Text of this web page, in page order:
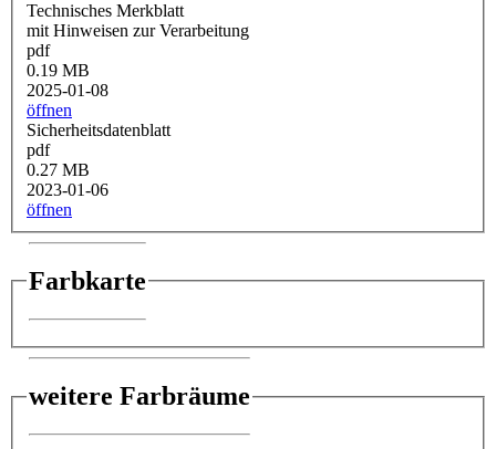
Technisches Merkblatt
mit Hinweisen zur Verarbeitung
pdf
0.19 MB
2025-01-08
öffnen
Sicherheitsdatenblatt
pdf
0.27 MB
2023-01-06
öffnen
Farbkarte
weitere Farbräume